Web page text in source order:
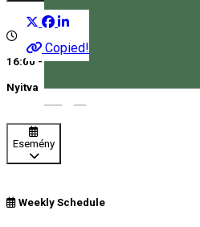
Copied!
16:00 - 23:00
Nyitva
Esemény
Weekly Schedule